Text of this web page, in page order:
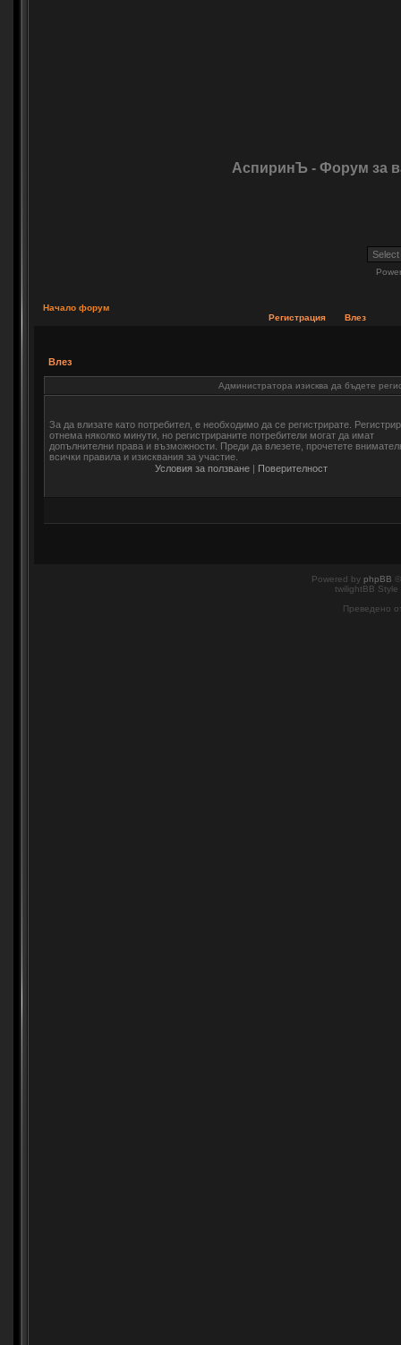
АспиринЪ - Форум за
Начало форум
Регистрация
Влез
Влез
Администратора изисква да бъдете
За да влизате като потребител, е необходимо да се регистрирате.
отнема няколко минути, но регистрираните потребители могат да имат
допълнителни права и възможности. Преди да влезете, прочетете
всички правила и изисквания за участие.
Условия за ползване | Поверителност
Powered by phpBB
twilightBB
Преведено